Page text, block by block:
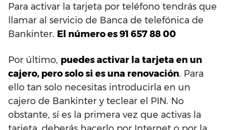
Para activar la tarjeta por teléfono tendrás que
llamar al servicio de Banca de telefónica de
Bankinter. El número es 91 657 88 00
Por último, puedes activar la tarjeta en un
cajero, pero solo si es una renovación. Para
ello tan solo necesitas introducirla en un
cajero de Bankinter y teclear el PIN. No
obstante, sí es la primera vez que activas la